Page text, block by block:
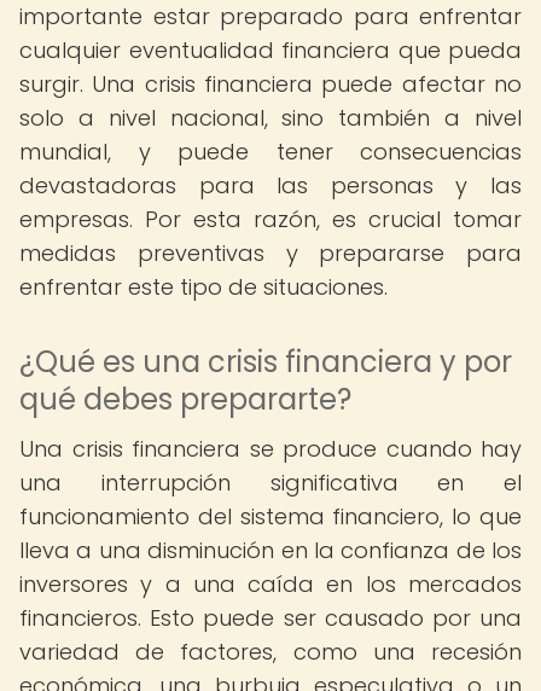
importante estar preparado para enfrentar
cualquier eventualidad financiera que pueda
surgir. Una crisis financiera puede afectar no
solo a nivel nacional, sino también a nivel
mundial, y puede tener consecuencias
devastadoras para las personas y las
empresas. Por esta razón, es crucial tomar
medidas preventivas y prepararse para
enfrentar este tipo de situaciones.
¿Qué es una crisis financiera y por
qué debes prepararte?
Una crisis financiera se produce cuando hay
una interrupción significativa en el
funcionamiento del sistema financiero, lo que
lleva a una disminución en la confianza de los
inversores y a una caída en los mercados
financieros. Esto puede ser causado por una
variedad de factores, como una recesión